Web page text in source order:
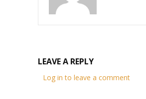
LEAVE A REPLY
Log in to leave a comment